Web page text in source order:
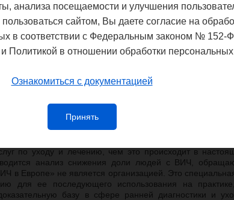
мероприятия в ходе недели и поддержать диалог для
как инициатива «ВИЧ в Европе» оказывает помощь в
недели тестирования на ВИЧ, сами
принимающими в ней участие.
"ВИЧ в Европе" (HIV in Europe) –
Брюсселе в 2007 году. На базе этой
мероприятиями с целью стимулирования
инфекции в Европе. Инициативой руководит
которую входят представители гражданского
специалисты здравоохранения и
инициативы «ВИЧ в Европе» – обеспечить более
по уходу и лечению, чем это происходит в
анализ снижения доли людей с ВИЧ,
в Европе» не является организацией. Это
для ее последующего использования на
базу в сфере ранней диагностики и
анализа посещаемости и улучшения
сайтом, Вы даете согласие на
в соответствии с Федеральным законом № 152-
Политикой в отношении обработки
Ознакомиться с документацией
Принять